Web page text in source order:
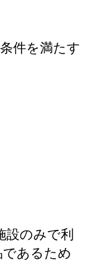
件を満たす
設のみで利
あるため